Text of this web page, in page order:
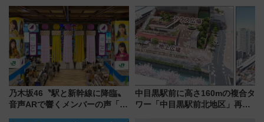
月7日限定 ソフトバンクホーク
スとコラボ
乃木坂46〝駅と新幹線に降臨〟
音声ARで響くメンバーの声「真
中目黒駅前に高さ160mの複合タ
ワー「中目黒駅前北地区」再開